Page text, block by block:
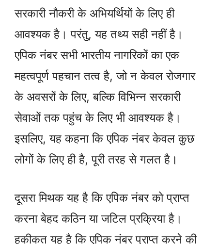
सरकारी नौकरी के अभियर्थियों के लिए ही
आवश्यक है। परंतु, यह तथ्य सही नहीं है।
एपिक नंबर सभी भारतीय नागरिकों का एक
महत्वपूर्ण पहचान तत्व है, जो न केवल रोजगार
के अवसरों के लिए, बल्कि विभिन्न सरकारी
सेवाओं तक पहुंच के लिए भी आवश्यक है।
इसलिए, यह कहना कि एपिक नंबर केवल कुछ
लोगों के लिए ही है, पूरी तरह से गलत है।
दूसरा मिथक यह है कि एपिक नंबर को प्राप्त
करना बेहद कठिन या जटिल प्रक्रिया है।
हकीकत यह है कि एपिक नंबर प्राप्त करने की